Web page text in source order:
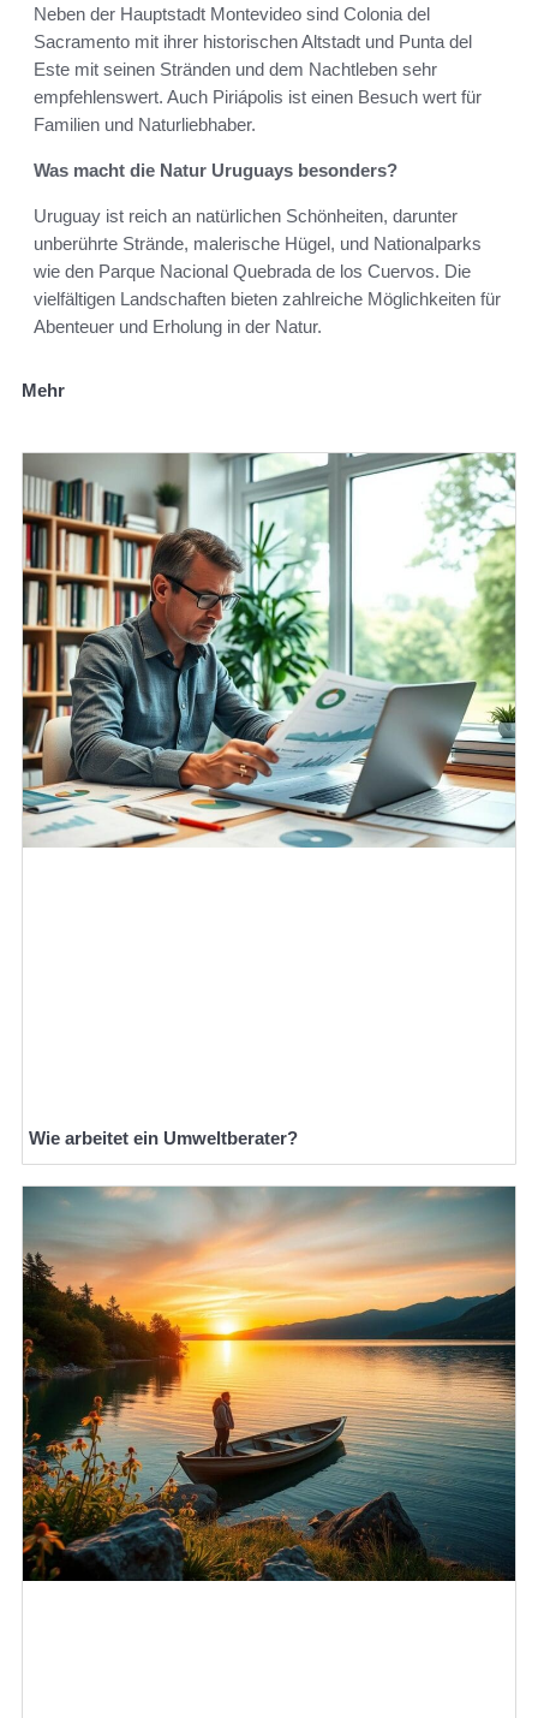
Neben der Hauptstadt Montevideo sind Colonia del
Sacramento mit ihrer historischen Altstadt und Punta del
Este mit seinen Stränden und dem Nachtleben sehr
empfehlenswert. Auch Piriápolis ist einen Besuch wert für
Familien und Naturliebhaber.
Was macht die Natur Uruguays besonders?
Uruguay ist reich an natürlichen Schönheiten, darunter
unberührte Strände, malerische Hügel, und Nationalparks
wie den Parque Nacional Quebrada de los Cuervos. Die
vielfältigen Landschaften bieten zahlreiche Möglichkeiten für
Abenteuer und Erholung in der Natur.
Mehr
Wie arbeitet ein Umweltberater?